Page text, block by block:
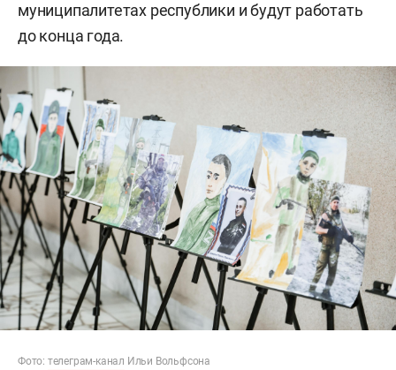
муниципалитетах республики и будут работать
до конца года.
Фото: телеграм-канал Ильи Вольфсона